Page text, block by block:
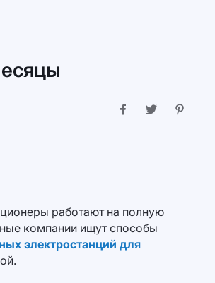
работают на полную
компании ищут способы
электростанций для